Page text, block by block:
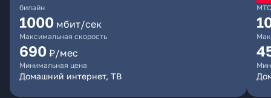
билайн
1000 мбит/сек
Максимальная скорость
690 ₽/мес
Минимальная цена
Домашний интернет, ТВ
МТС